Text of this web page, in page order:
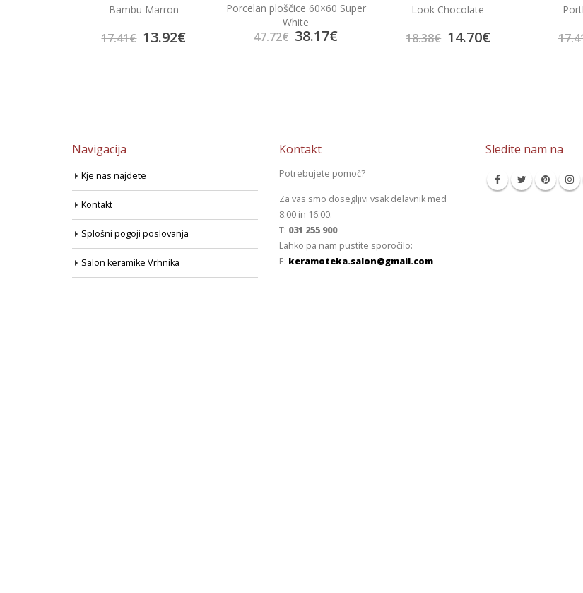
Porcelan ploščice 60×60 Super
47.72€ 38.17€
Look Chocolate
18.38€ 14.70€
Portland Marron
17.41€ 13.92€
Navigacija
Kje nas najdete
Kontakt
Splošni pogoji poslovanja
Salon keramike Vrhnika
Kontakt
Potrebujete pomoč?
Za vas smo dosegljivi vsak delavnik med
8:00 in 16:00.
T: 031 255 900
Lahko pa nam pustite sporočilo:
E: keramoteka.salon@gmail.com
Sledite nam na